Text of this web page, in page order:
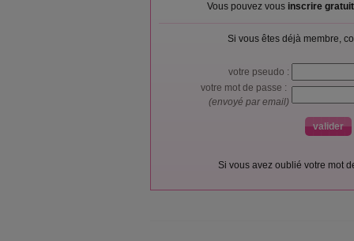
Vous pouvez vous inscrire
Si vous êtes déjà membre,
votre pseudo :
votre mot de passe :
(envoyé par email)
Si vous avez oublié votre mot